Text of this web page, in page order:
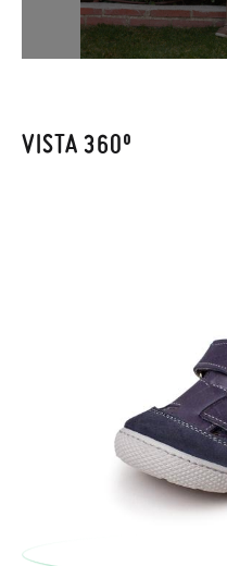
elijas, y si cuando te
en la secciónCambios &
recogeremos la primera, sin
VISTA 360º